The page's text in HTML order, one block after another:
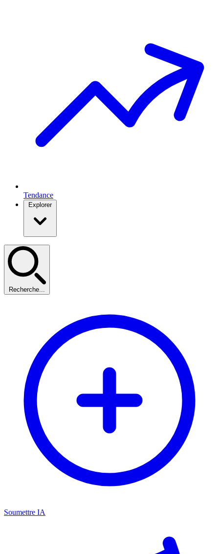
Tendance
Explorer
Recherche...
Soumettre IA